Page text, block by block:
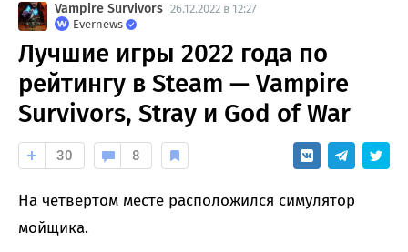
Vampire Survivors 26.12.2022 в 12:27
Evernews
Лучшие игры 2022 года по
рейтингу в Steam — Vampire
Survivors, Stray и God of War
30 8
На четвертом месте расположился симулятор
мойщика.